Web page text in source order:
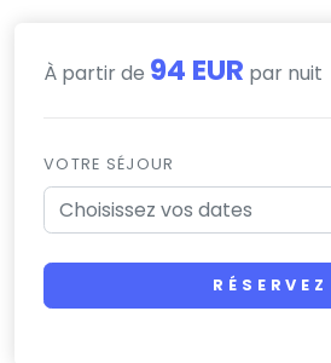
À partir de 94 EUR par nuit
VOTRE SÉJOUR
RÉSERVEZ